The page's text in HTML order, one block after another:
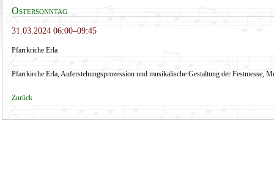
Ostersonntag
31.03.2024 06:00–09:45
Pfarrkriche Erla
Pfarrkirche Erla, Auferstehungsprozession und musikalische Gestaltung der Festmesse,
Zurück